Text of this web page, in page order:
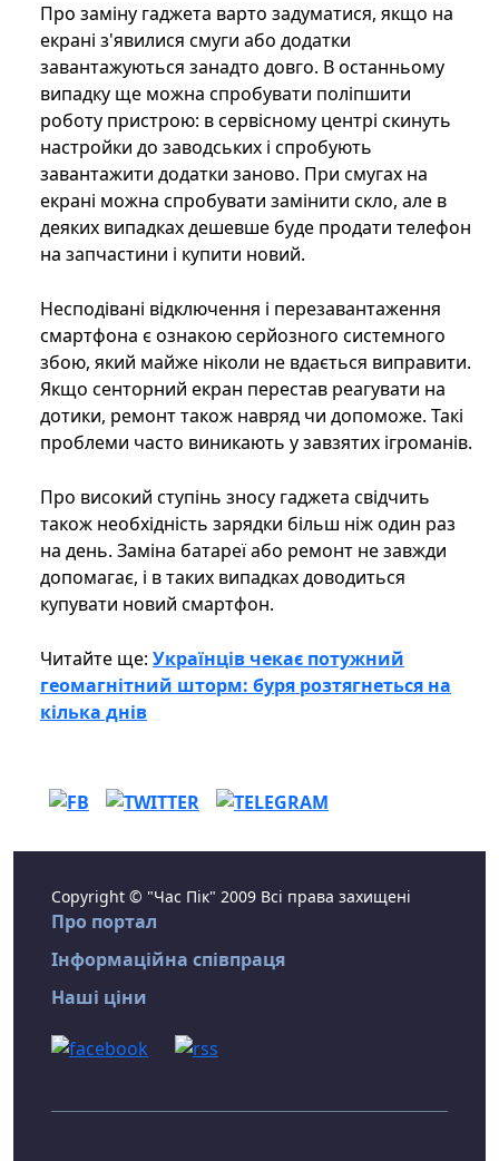
Про заміну гаджета варто задуматися, якщо на
екрані з'явилися смуги або додатки
завантажуються занадто довго. В останньому
випадку ще можна спробувати поліпшити
роботу пристрою: в сервісному центрі скинуть
настройки до заводських і спробують
завантажити додатки заново. При смугах на
екрані можна спробувати замінити скло, але в
деяких випадках дешевше буде продати телефон
на запчастини і купити новий.
Несподівані відключення і перезавантаження
смартфона є ознакою серйозного системного
збою, який майже ніколи не вдається виправити.
Якщо сенторний екран перестав реагувати на
дотики, ремонт також навряд чи допоможе. Такі
проблеми часто виникають у завзятих ігроманів.
Про високий ступінь зносу гаджета свідчить
також необхідність зарядки більш ніж один раз
на день. Заміна батареї або ремонт не завжди
допомагає, і в таких випадках доводиться
купувати новий смартфон.
Читайте ще: Українців чекає потужний
геомагнітний шторм: буря розтягнеться на
кілька днів
Copyright © "Час Пік" 2009 Всі права захищені
Про портал
Інформаційна співпраця
Наші ціни